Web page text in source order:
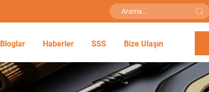
Bloglar Haberler SSS Bize Ulaşın